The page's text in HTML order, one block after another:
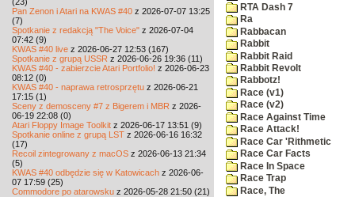
Pan Zenon i Atari na KWAS #40 z 2026-07-07 13:25
(7)
Spotkanie z redakcją "The Voice" z 2026-07-04
07:42 (9)
KWAS #40 live z 2026-06-27 12:53 (167)
Spotkanie z grupą USSR z 2026-06-26 19:36 (11)
KWAS #40 - zabierzcie Atari Portfolio! z 2026-06-23
08:12 (0)
KWAS #40 - naprawa retrosprzętu z 2026-06-21
17:15 (1)
Sceny z demosceny #7 z Bigerem i MBR z 2026-
06-19 22:08 (0)
Atari Floppy Image Toolkit z 2026-06-17 13:51 (9)
Spotkanie online z grupą LST z 2026-06-16 16:32
(17)
Recoil zintegrowany z macOS z 2026-06-13 21:34
(5)
KWAS #40 odbędzie się w Katowicach z 2026-06-
07 17:59 (25)
Commodore po atarowsku z 2026-05-28 21:50 (21)
RTA Dash 7
Ra
Rabbacan
Rabbit
Rabbit Raid
Rabbit Revolt
Rabbotz!
Race (v1)
Race (v2)
Race Against Time
Race Attack!
Race Car 'Rithmetic
Race Car Facts
Race In Space
Race Trap
Race, The